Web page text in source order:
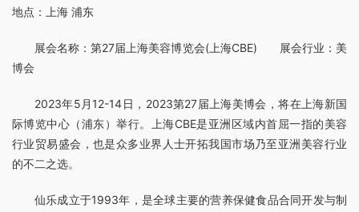
地点：上海 浦东
展会名称：第27届上海美容博览会(上海CBE)　　展会行业：美
博会
2023年5月12-14日，2023第27届上海美博会，将在上海新国
际博览中心（浦东）举行。上海CBE是亚洲区域内首屈一指的美容
行业贸易盛会，也是众多业界人士开拓我国市场乃至亚洲美容行业
的不二之选。
仙乐成立于1993年，是全球主要的营养保健食品合同开发与制